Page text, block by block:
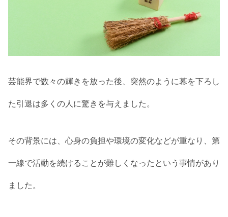
芸能界で数々の輝きを放った後、突然のように幕を下ろし
た引退は多くの人に驚きを与えました。
その背景には、心身の負担や環境の変化などが重なり、第
一線で活動を続けることが難しくなったという事情があり
ました。